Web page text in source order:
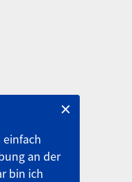
an der
bin ich
×